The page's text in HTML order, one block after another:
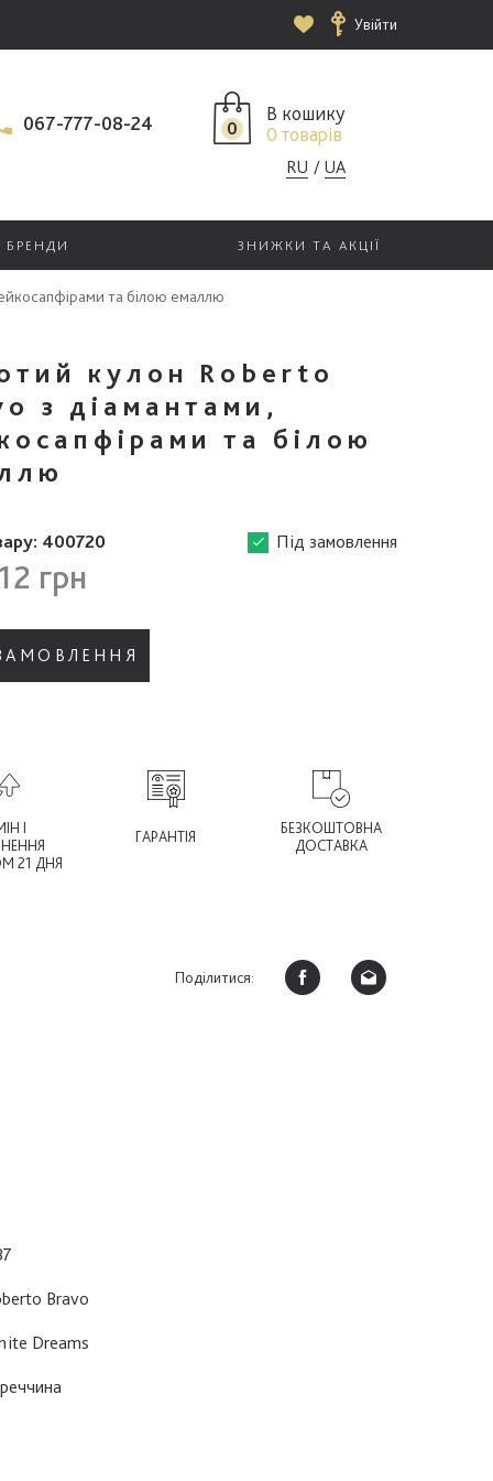
Увійти
067-777-08-24 0
В кошику
0 товарів
RU UA
БРЕНДИ ЗНИЖКИ ТА АКЦІЇ
та білою емаллю
кулон Roberto
з діамантами,
та білою
400720 Під замовлення
грн
І
21 ДНЯ
ГАРАНТІЯ
БЕЗКОШТОВНА
ДОСТАВКА
Поділитися:
Bravo
Dreams